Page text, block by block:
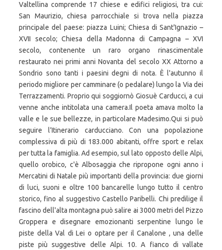
Valtellina comprende 17 chiese e edifici religiosi, tra cui:
San Maurizio, chiesa parrocchiale si trova nella piazza
principale del paese: piazza Luini; Chiesa di Sant'Ignazio –
XVII secolo; Chiesa della Madonna di Campagna – XVI
secolo, contenente un raro organo rinascimentale
restaurato nei primi anni Novanta del secolo XX Attorno a
Sondrio sono tanti i paesini degni di nota. È l'autunno il
periodo migliore per camminare (o pedalare) lungo la Via dei
Terrazzamenti. Proprio qui soggiornò Giosuè Carducci, a cui
venne anche intitolata una camera.Il poeta amava molto la
valle e le sue bellezze, in particolare Madesimo.Qui si può
seguire l’Itinerario carducciano. Con una popolazione
complessiva di più di 183.000 abitanti, offre sport e relax
per tutta la famiglia. Ad esempio, sul lato opposto delle Alpi,
quello orobico, c'è Albosaggia che ripropone ogni anno i
Mercatini di Natale più importanti della provincia: due giorni
di luci, suoni e oltre 100 bancarelle lungo tutto il centro
storico, fino al suggestivo Castello Paribelli. Chi predilige il
fascino dell'alta montagna può salire ai 3000 metri del Pizzo
Groppera e disegnare emozionanti serpentine lungo le
piste della Val di Lei o optare per il Canalone , una delle
piste più suggestive delle Alpi. 10. A fianco di vallate